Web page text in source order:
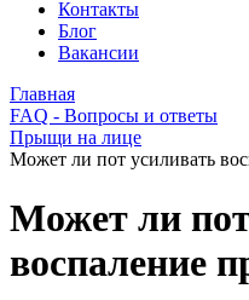
Контакты
Блог
Вакансии
Главная
FAQ - Вопросы и ответы
Прыщи на лице
Может ли пот усиливать
Может ли
воспаление